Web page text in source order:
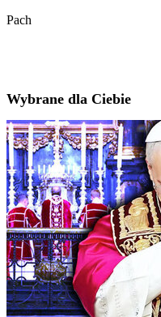
Pach
Wybrane dla Ciebie